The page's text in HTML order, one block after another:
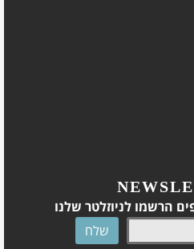
הרשמו לניוזלטר שלנו